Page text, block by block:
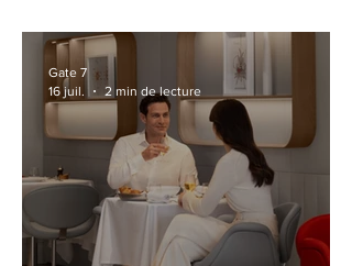
Gate 7
16 juil.
2 min de lecture